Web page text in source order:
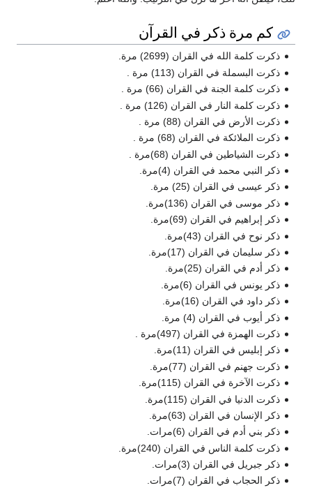
كم مرة ذكر في القرآن
ذكرت كلمة الله في القران (2699) مرة.
ذكرت البسملة في القران (113) مرة .
ذكرت كلمة الجنة في القران (66) مرة .
ذكرت كلمة النار في القران (126) مرة .
ذكرت الأرض في القران (88) مرة .
ذكرت الملائكة في القران (68) مرة .
ذكرت الشياطين في القران (68)مرة .
ذكر النبي محمد في القران (4)مرة.
ذكر عيسى في القران (25) مرة.
ذكر موسى في القران (136)مرة.
ذكر إبراهيم في القران (69)مرة.
ذكر نوح في القران (43)مرة.
ذكر سليمان في القران (17)مرة.
ذكر أدم في القران (25)مرة.
ذكر يونس في القران (6)مرة.
ذكر داود في القران (16)مرة.
ذكر أيوب في القران (4) مرة.
ذكرت الهمزة في القران (497)مرة .
ذكر إبليس في القران (11)مرة.
ذكرت جهنم في القران (77)مرة.
ذكرت الآخرة في القران (115)مرة.
ذكرت الدنيا في القران (115)مرة.
ذكر الإنسان في القران (63)مرة.
ذكر بني أدم في القران (6)مرات.
ذكرت كلمة الناس في القران (240)مرة.
ذكر جبريل في القران (3)مرات.
ذكر الحجاب في القران (7)مرات.